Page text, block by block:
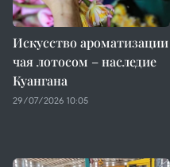
Искусство ароматизации
чая лотосом – наследие
Куангана
29/07/2026 10:05